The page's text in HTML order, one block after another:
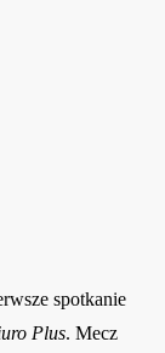
spotkanie
Plus. Mecz